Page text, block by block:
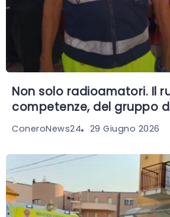
Non solo radioamatori. Il
competenze, del gruppo
ConeroNews24 29 Giugno 2026